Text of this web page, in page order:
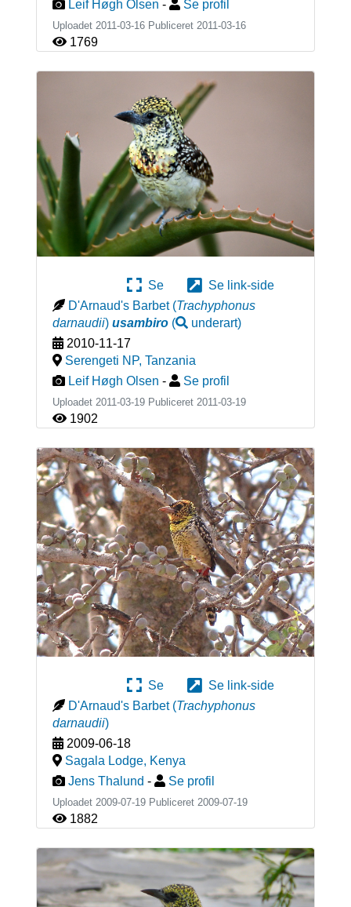
Leif Høgh Olsen - Se profil
Uploadet 2011-03-16 Publiceret 2011-03-16
1769
Se
Se link-side
D'Arnaud's Barbet (Trachyphonus
darnaudii) usambiro( underart)
2010-11-17
Serengeti NP, Tanzania
Leif Høgh Olsen - Se profil
Uploadet 2011-03-19 Publiceret 2011-03-19
1902
Se
Se link-side
D'Arnaud's Barbet (Trachyphonus
darnaudii)
2009-06-18
Sagala Lodge, Kenya
Jens Thalund - Se profil
Uploadet 2009-07-19 Publiceret 2009-07-19
1882